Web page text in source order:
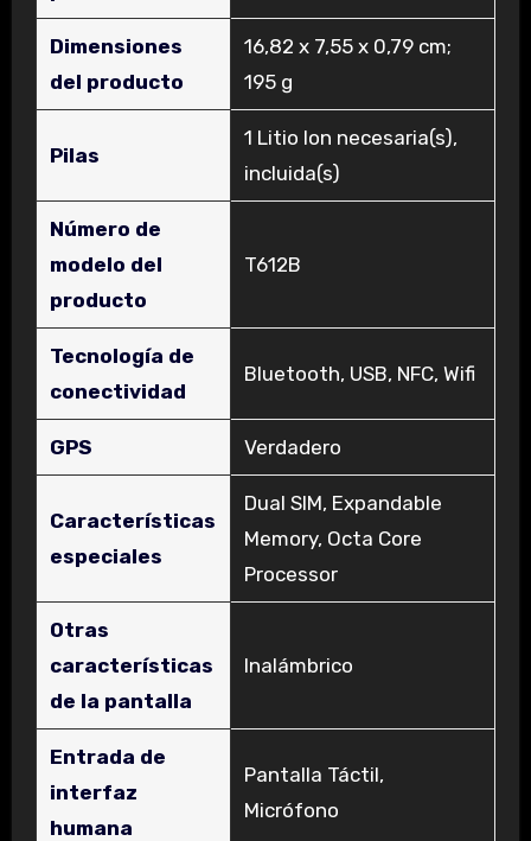
Dimensiones
del producto
‎16,82 x 7,55 x 0,79 cm;
195 g
Pilas
‎1 Litio Ion necesaria(s),
incluida(s)
Número de
modelo del
producto
‎T612B
Tecnología de
conectividad
‎Bluetooth, USB, NFC, Wifi
GPS ‎Verdadero
Características
especiales
‎Dual SIM, Expandable
Memory, Octa Core
Processor
Otras
características
de la pantalla
‎Inalámbrico
Entrada de
interfaz
humana
‎Pantalla Táctil,
Micrófono